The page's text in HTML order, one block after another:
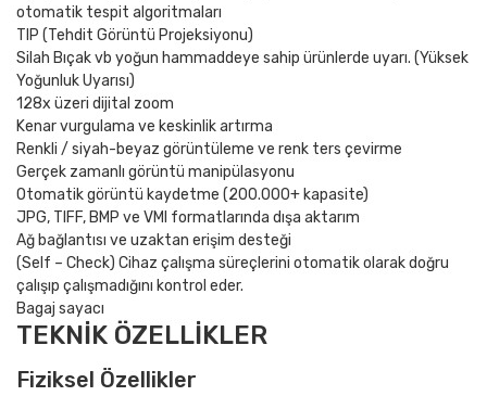
otomatik tespit algoritmaları
TIP (Tehdit Görüntü Projeksiyonu)
Silah Bıçak vb yoğun hammaddeye sahip ürünlerde uyarı. (Yüksek
Yoğunluk Uyarısı)
128x üzeri dijital zoom
Kenar vurgulama ve keskinlik artırma
Renkli / siyah-beyaz görüntüleme ve renk ters çevirme
Gerçek zamanlı görüntü manipülasyonu
Otomatik görüntü kaydetme (200.000+ kapasite)
JPG, TIFF, BMP ve VMI formatlarında dışa aktarım
Ağ bağlantısı ve uzaktan erişim desteği
(Self – Check) Cihaz çalışma süreçlerini otomatik olarak doğru
çalışıp çalışmadığını kontrol eder.
Bagaj sayacı
TEKNİK ÖZELLİKLER
Fiziksel Özellikler